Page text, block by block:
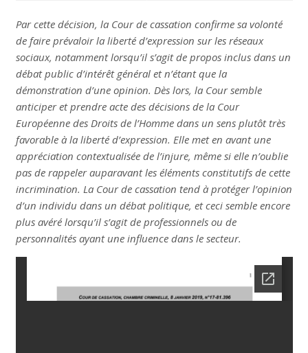
Par cette décision, la Cour de cassation confirme sa volonté
de faire prévaloir la liberté d’expression sur les réseaux
sociaux, notamment lorsqu’il s’agit de propos inclus dans un
débat public d’intérêt général et n’étant que la
démonstration d’une opinion. Dès lors, la Cour semble
anticiper et prendre acte des décisions de la Cour
Européenne des Droits de l’Homme dans un sens plutôt très
favorable à la liberté d’expression. Elle met en avant une
appréciation contextualisée de l’injure, même si elle n’oublie
pas de rappeler auparavant les éléments constitutifs de cette
incrimination. La Cour de cassation tend à protéger l’opinion
d’un individu dans un débat politique, et ceci semble encore
plus avéré lorsqu’il s’agit de professionnels ou de
personnalités ayant une influence dans le secteur.